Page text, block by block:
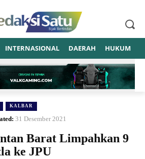
INTERNASIONAL DAERAH HUKUM
KALBAR
31 Desember 2021
Barat Limpahkan 9
ke JPU